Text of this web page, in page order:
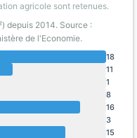
agricole sont retenues.
depuis 2014. Source :
de l'Economie.
18
11
1
8
16
3
15